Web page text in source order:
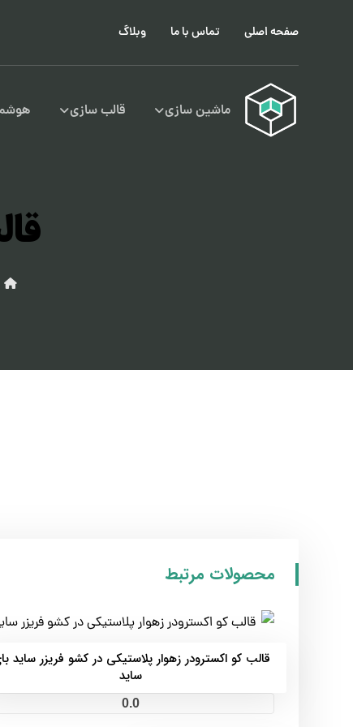
صفحه اصلی تماس با ما وبلاگ
ماشین سازی قالب سازی
محصولات مرتبط
قالب کو اکسترودر زهوار پلاستیکی در کشو فریزر ساید
ساید
0.0